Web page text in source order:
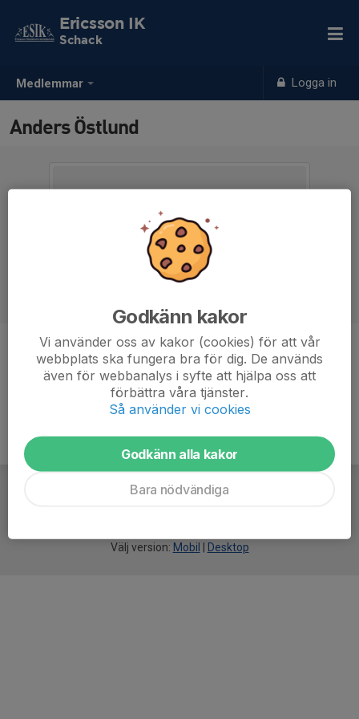
Medlemmar Logga in
Ericsson IK
Schack
Anders Östlund
Ålder 60 år
Välj version: Mobil Desktop
Godkänn kakor
Vi använder oss av kakor (cookies) för att vår
webbplats ska fungera bra för dig. De används
även för webbanalys i syfte att hjälpa oss att
förbättra våra tjänster.
Så använder vi cookies
Godkänn alla kakor
Bara nödvändiga